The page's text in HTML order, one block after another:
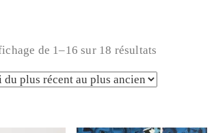
de 1–16 sur 18 résultats